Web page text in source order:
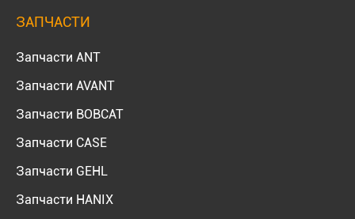
ЗАПЧАСТИ
Запчасти ANT
Запчасти AVANT
Запчасти BOBCAT
Запчасти CASE
Запчасти GEHL
Запчасти HANIX